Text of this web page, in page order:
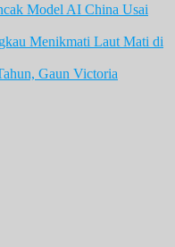
Model AI China Usai
Menikmati Laut Mati di
Gaun Victoria